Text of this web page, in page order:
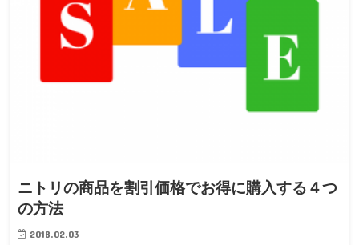
ニトリの商品を割引価格でお得に購入する４つ
の方法
2018.02.03